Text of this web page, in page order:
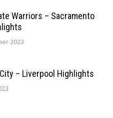
Warriors – Sacramento
2023
– Liverpool Highlights